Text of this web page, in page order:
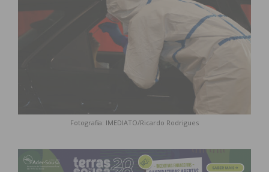
Fotografia: IMEDIATO/Ricardo Rodrigues